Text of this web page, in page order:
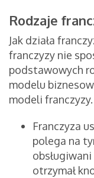
Rodzaje
Jak działa
franczyzy nie
podstawowych
modelu
modeli
Franczyza
polega na
otrzymał